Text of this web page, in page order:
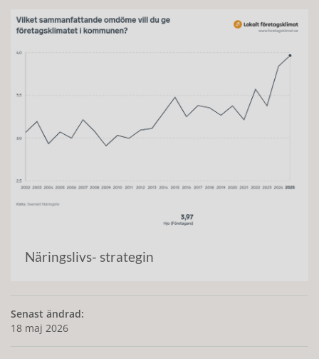
Näringslivs- strategin
Senast ändrad:
18 maj 2026